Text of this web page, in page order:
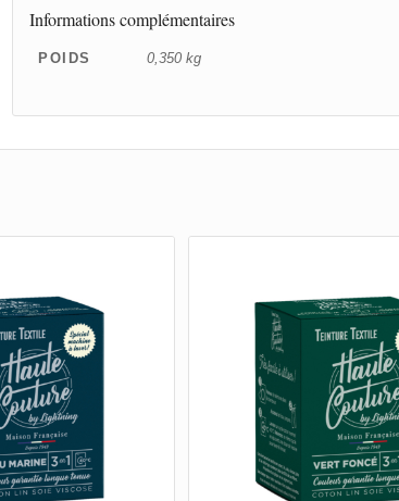
Informations complémentaires
POIDS 0,350 kg